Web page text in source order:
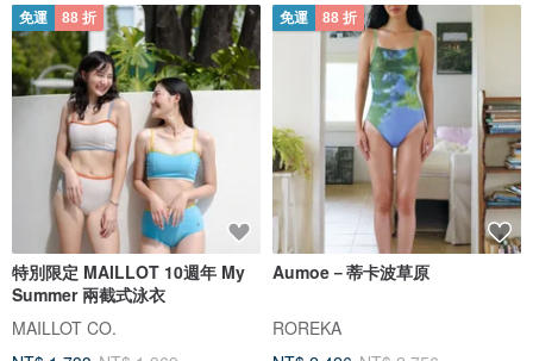
免運 88 折
特別限定 MAILLOT 10週年 My
Summer 兩截式泳衣
MAILLOT CO.
免運 88 折
Aumoe－蒂卡波草原
ROREKA